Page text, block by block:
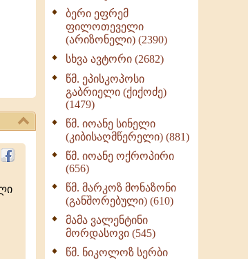
ქადაგებანი გაბრიელ
ეპისკოპოსისა - II ტომი
(370)
სულიერი ცხოვრების
სახელმძღვანელო -
ნაწილი II (369)
ღმერთი და ადამიანები
(287)
ბერის დიადემა (278)
მონაზვნური
გამოცდილების
ოთხი ასეული თავი
სიყვარულის შესახებ
(259)
ბერი ეფრემ
ფილოთეველი
(არიზონელი) (2390)
სხვა ავტორი (2682)
წმ. ეპისკოპოსი
გაბრიელი (ქიქოძე)
(1479)
წმ. იოანე სინელი
(კიბისაღმწერელი) (881)
წმ. იოანე ოქროპირი
(656)
წმ. მარკოზ მონაზონი
(განშორებული) (610)
მამა ვალენტინი
მორდასოვი (545)
წმ. ნიკოლოზ სერბი